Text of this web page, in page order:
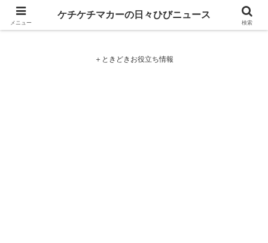
ケチケチマカーの日々ひびニュース
＋ときどきお役立ち情報
メニュー
ケチケチマカーの日々ひびニュース
検索